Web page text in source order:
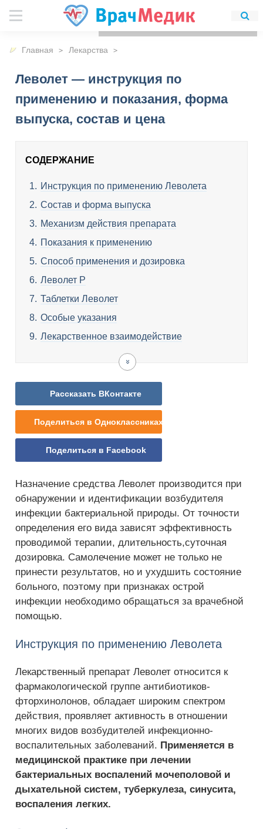
Главная Лекарства
Леволет — инструкция по
применению и показания, форма
выпуска, состав и цена
СОДЕРЖАНИЕ
Инструкция по применению Леволета
Состав и форма выпуска
Механизм действия препарата
Показания к применению
Способ применения и дозировка
Леволет Р
Таблетки Леволет
Особые указания
Лекарственное взаимодействие
алкоголем
храненияРассказать ВКонтакте
Поделиться в Одноклассниках
Поделиться в Facebook
Назначение средства Леволет производится при
обнаружении и идентификации возбудителя
инфекции бактериальной природы. От точности
определения его вида зависят эффективность
проводимой терапии, длительность,суточная
дозировка. Самолечение может не только не
принести результатов, но и ухудшить состояние
больного, поэтому при признаках острой
инфекции необходимо обращаться за врачебной
помощью.
Инструкция по применению Леволета
Лекарственный препарат Леволет относится к
фармакологической группе антибиотиков-
фторхинолонов, обладает широким спектром
действия, проявляет активность в отношении
многих видов возбудителей инфекционно-
воспалительных заболеваний. Применяется в
медицинской практике при лечении
бактериальных воспалений мочеполовой и
дыхательной систем, туберкулеза, синусита,
воспаления легких.
Для любых предложений по
сайту: detirkutsk@cp9.ru